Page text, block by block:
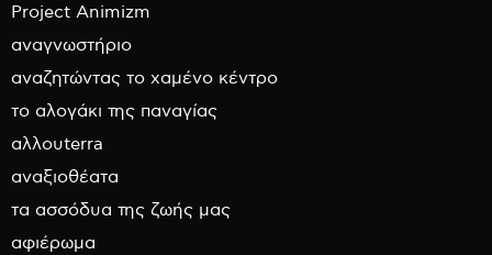
Project Animizm
αναγνωστήριο
αναζητώντας το χαμένο κέντρο
το αλογάκι της παναγίας
αλλουterra
αναξιοθέατα
τα ασσόδυα της ζωής μας
αφιέρωμα